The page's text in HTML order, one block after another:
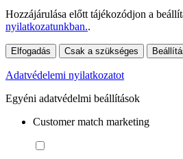
Hozzájárulása előtt tájékozódjon a
nyilatkozatunkban..
Elfogadás Csak a szükséges
Adatvédelemi nyilatkozatot
Egyéni adatvédelmi beállítások
Customer match marketing